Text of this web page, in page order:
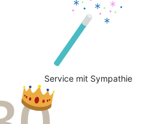
Service mit Sympathie